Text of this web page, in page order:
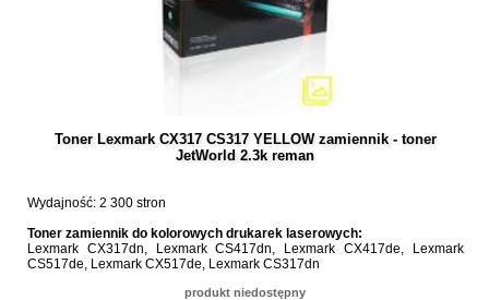
Toner Lexmark CX317 CS317 YELLOW zamiennik - toner
JetWorld 2.3k reman
Wydajność: 2 300 stron
Toner zamiennik do kolorowych drukarek laserowych:
Lexmark CX317dn, Lexmark CS417dn, Lexmark CX417de, Lexmark
CS517de, Lexmark CX517de, Lexmark CS317dn
produkt niedostępny